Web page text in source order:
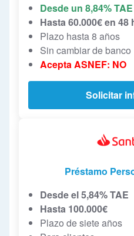
Desde un 8,84% TAE
Hasta 60.000€ en 48
Plazo hasta 8 años
Sin cambiar de banco
Acepta ASNEF: NO
Solicitar
Préstamo
Desde el 5,84% TAE
Hasta 100.000€
Plazo de siete años